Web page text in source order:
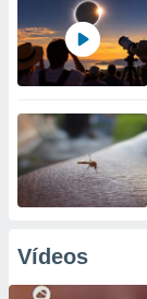
Vídeos